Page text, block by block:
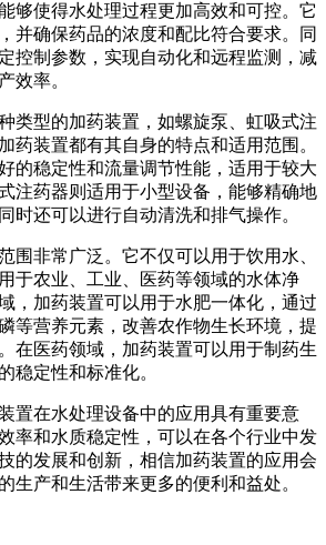
够使得水处理过程更加高效和可控。它
并确保药品的浓度和配比符合要求。同
控制参数，实现自动化和远程监测，减
效率。
类型的加药装置，如螺旋泵、虹吸式注
药装置都有其自身的特点和适用范围。
的稳定性和流量调节性能，适用于较大
注药器则适用于小型设备，能够精确地
时还可以进行自动清洗和排气操作。
围非常广泛。它不仅可以用于饮用水、
于农业、工业、医药等领域的水体净
，加药装置可以用于水肥一体化，通过
等营养元素，改善农作物生长环境，提
在医药领域，加药装置可以用于制药生
稳定性和标准化。
置在水处理设备中的应用具有重要意
率和水质稳定性，可以在各个行业中发
的发展和创新，相信加药装置的应用会
生产和生活带来更多的便利和益处。